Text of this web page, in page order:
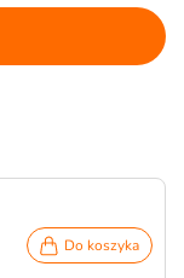
Do koszyka